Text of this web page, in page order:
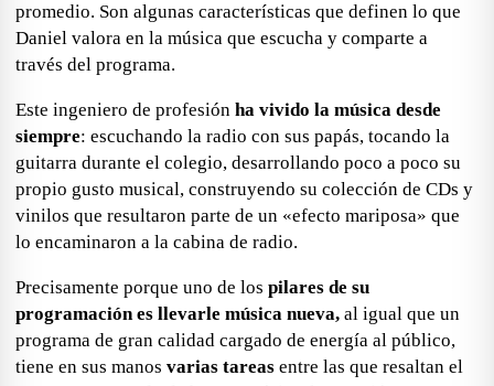
promedio. Son algunas características que definen lo que
Daniel valora en la música que escucha y comparte a
través del programa.
Este ingeniero de profesión ha vivido la música desde
siempre: escuchando la radio con sus papás, tocando la
guitarra durante el colegio, desarrollando poco a poco su
propio gusto musical, construyendo su colección de CDs y
vinilos que resultaron parte de un «efecto mariposa» que
lo encaminaron a la cabina de radio.
Precisamente porque uno de los pilares de su
programación es llevarle música nueva, al igual que un
programa de gran calidad cargado de energía al público,
tiene en sus manos varias tareas entre las que resaltan el